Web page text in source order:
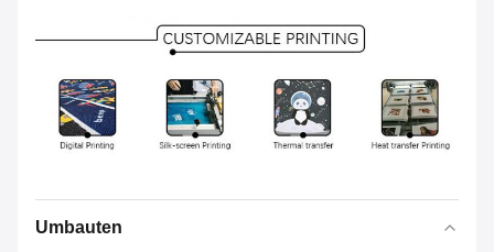
Umbauten